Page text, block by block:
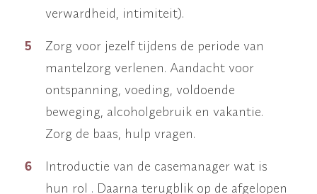
verwardheid, intimiteit).
Zorg voor jezelf tijdens de periode van
mantelzorg verlenen. Aandacht voor
ontspanning, voeding, voldoende
beweging, alcoholgebruik en vakantie.
Zorg de baas, hulp vragen.
Introductie van de casemanager wat is
hun rol . Daarna terugblik op de afgelopen